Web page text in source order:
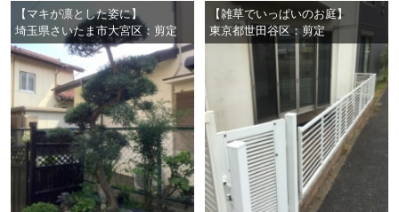
【マキが凛とした姿に】
埼玉県さいたま市大宮区：剪定
【雑草でいっぱいのお庭】
東京都世田谷区：剪定